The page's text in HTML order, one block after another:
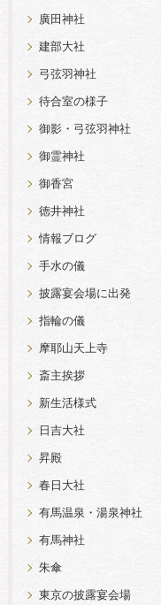
廣田神社
建部大社
弓弦羽神社
待合室の様子
御影・弓弦羽神社
御霊神社
御香宮
徳井神社
情報ブログ
手水の儀
披露宴会場に出発
指輪の儀
摩耶山天上寺
斎主挨拶
新生活様式
日吉大社
昇殿
春日大社
有馬温泉・湯泉神社
有馬神社
朱傘
東京の披露宴会場